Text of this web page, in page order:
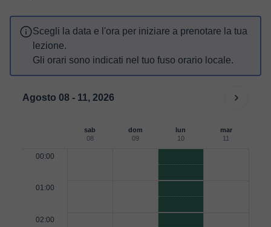
Scegli la data e l'ora per iniziare a prenotare la tua
lezione.
Gli orari sono indicati nel tuo fuso orario locale.
Agosto 08 - 11, 2026
sab
08
dom
09
lun
10
mar
11
00:00
01:00
02:00